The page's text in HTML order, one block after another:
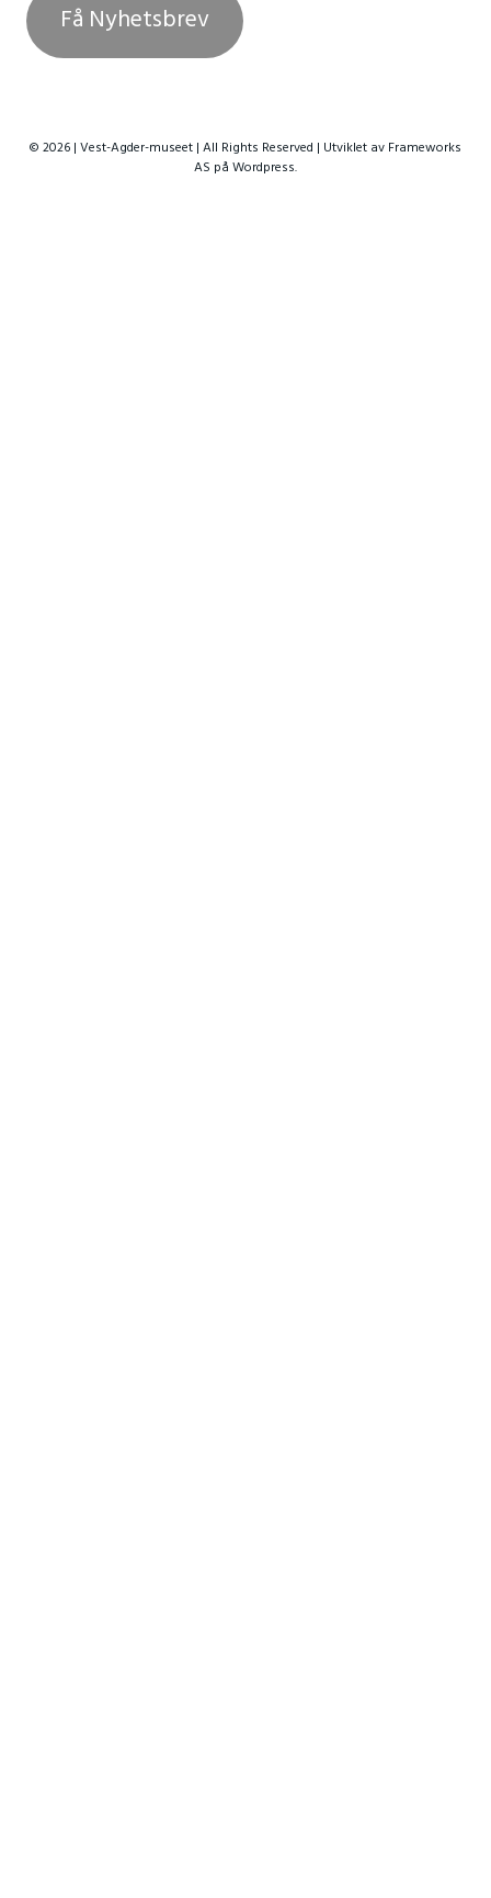
Få Nyhetsbrev
© 2026 | Vest-Agder-museet | All Rights Reserved | Utviklet av Frameworks
AS på Wordpress.